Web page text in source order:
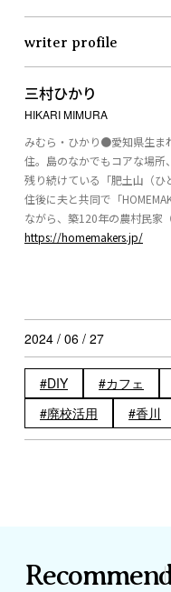
writer profile
三村ひかり
HIKARI MIMURA
みむら・ひかり●愛知県生ま
住。島のなかでもコアな場
残り続けている「肥土山（ひ
住後に夫と共同で「
ながら、築120年の農村民家
https://homemakers.jp/
2024 / 06 / 27
DIY カフェ
廃校活用
香川